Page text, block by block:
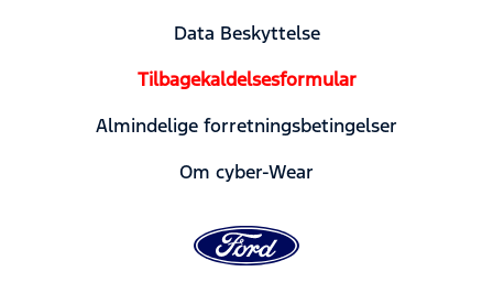
Data Beskyttelse
Tilbagekaldelsesformular
Almindelige forretningsbetingelser
Om cyber-Wear